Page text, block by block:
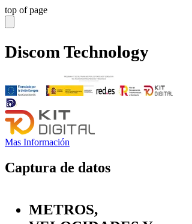
top of page
Discom Technology
Mas Información
Captura de datos
METROS,